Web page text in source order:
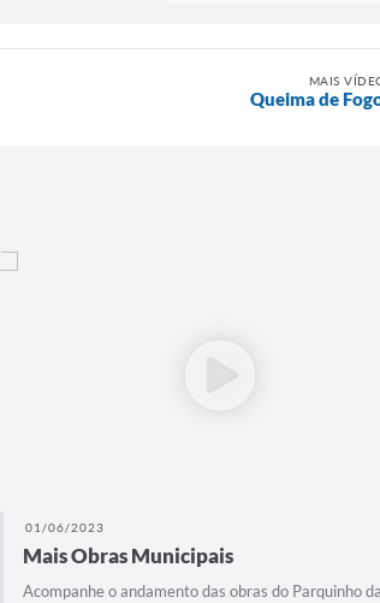
MAIS
Queima de
01/06/2023
Mais Obras Municipais
Acompanhe o andamento das obras do Parquinho